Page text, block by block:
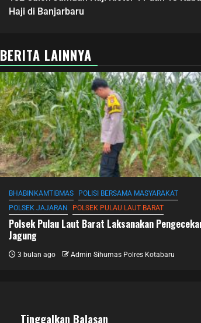
Haji di Banjarbaru
BERITA LAINNYA
BHABINKAMTIBMAS
POLISI BERSAMA MASYARAKAT
POLSEK JAJARAN
POLSEK PULAU LAUT BARAT
Polsek Pulau Laut Barat Laksanakan
Jagung
3 bulan ago Admin Sihumas Polres Kotabaru
Tinggalkan Balasan